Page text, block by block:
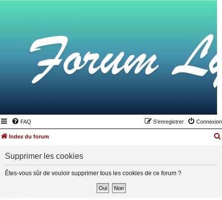
FAQ Connexion
S’enregistrer
Index du forum
Supprimer les cookies
Êtes-vous sûr de vouloir supprimer tous les cookies de ce forum ?